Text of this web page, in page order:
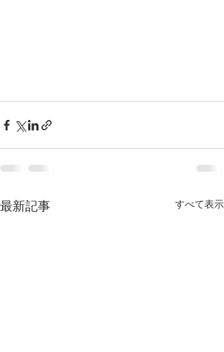
最新記事 すべて表示